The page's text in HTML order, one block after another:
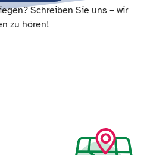
Schreiben Sie uns – wir
zu hören!